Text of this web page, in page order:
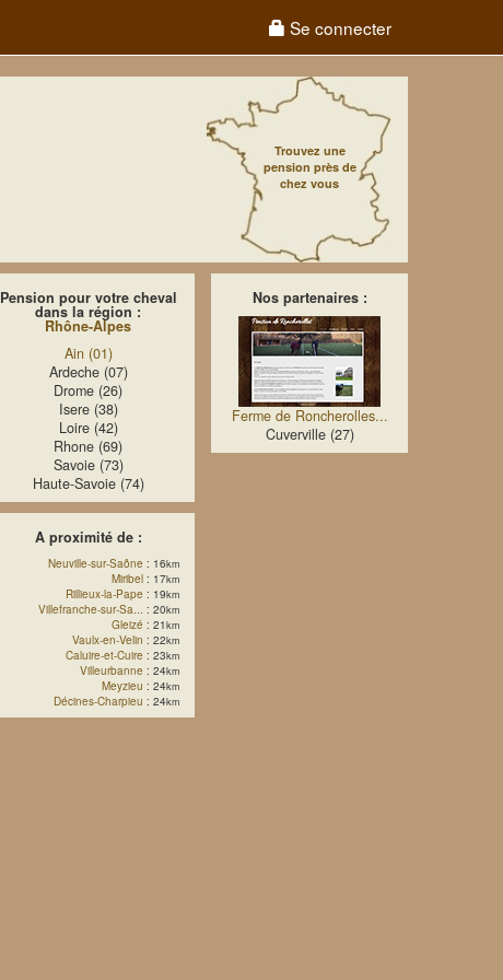
Se connecter
Trouvez une
pension près de
chez vous
Pension pour votre cheval
dans la région :
Rhône-Alpes
Ain (01)
Ardeche (07)
Drome (26)
Isere (38)
Loire (42)
Rhone (69)
Savoie (73)
Haute-Savoie (74)
A proximité de :
Neuville-sur-Saône : 16km
Miribel : 17km
Rillieux-la-Pape : 19km
Villefranche-sur-Sa... : 20km
Gleizé : 21km
Vaulx-en-Velin : 22km
Caluire-et-Cuire : 23km
Villeurbanne : 24km
Meyzieu : 24km
Décines-Charpieu : 24km
Nos partenaires :
Ferme de Roncherolles...
Cuverville (27)